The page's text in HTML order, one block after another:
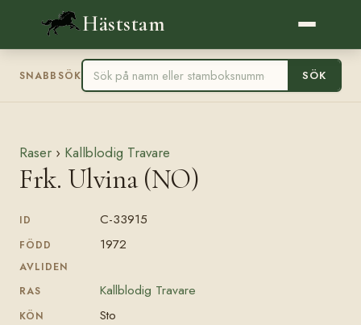
Häststam
SNABBSÖK SÖK
Raser › Kallblodig Travare
Frk. Ulvina (NO)
ID C-33915
FÖDD 1972
AVLIDEN
RAS
Kallblodig Travare
KÖN Sto